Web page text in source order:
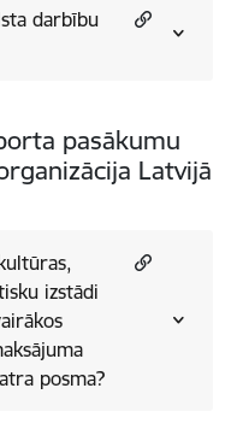
darbību
pasākumu
Latvijā
izstādi
posma?